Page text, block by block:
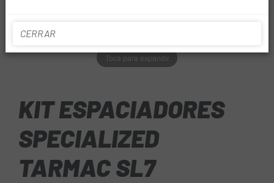
Toca para expandir
KIT ESPACIADORES
SPECIALIZED
TARMAC SL7
CERRAR